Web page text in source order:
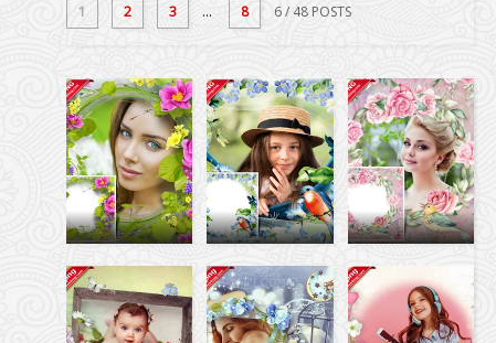
1 2 3 ... 8 6/ 48 POSTS